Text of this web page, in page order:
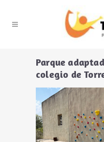
Parque
colegio de